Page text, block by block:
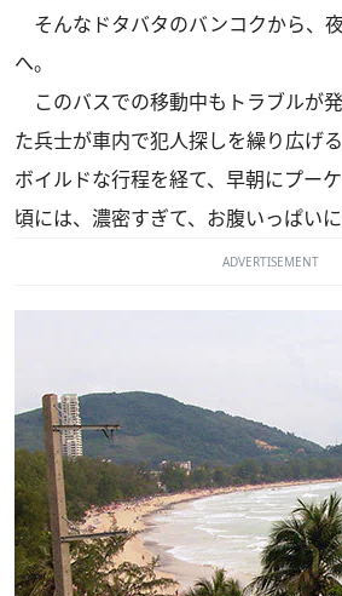
そんなドタバタのバンコクから、
へ。
このバスでの移動中もトラブルが
た兵士が車内で犯人探しを繰り広げ
ボイルドな行程を経て、早朝にプー
頃には、濃密すぎて、お腹いっぱいに
ADVERTISEMENT